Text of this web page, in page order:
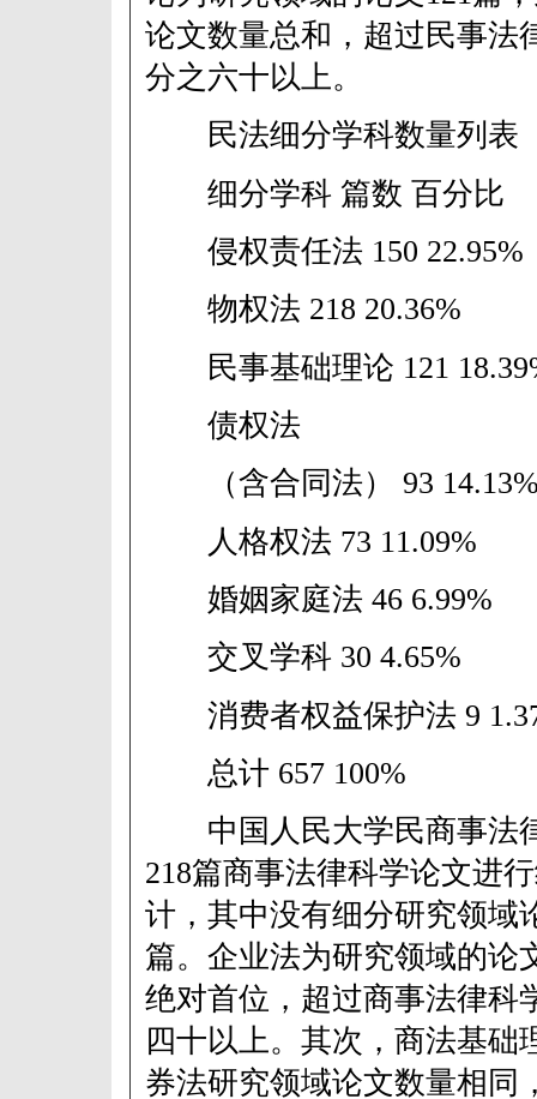
论文数量总和，超过民事法
分之六十以上。
民法细分学科数量列表
细分学科 篇数 百分比
侵权责任法 150 22.95%
物权法 218 20.36%
民事基础理论 121
债权法
（含合同法） 93
人格权法 73 11.09%
婚姻家庭法 46 6.99%
交叉学科 30 4.65%
消费者权益保护法 9
总计 657 100%
中国人民大学民商事法
218篇商事法律科学论文进
计，其中没有细分研究领域
篇。企业法为研究领域的论
绝对首位，超过商事法律科
四十以上。其次，商法基础
券法研究领域论文数量相同